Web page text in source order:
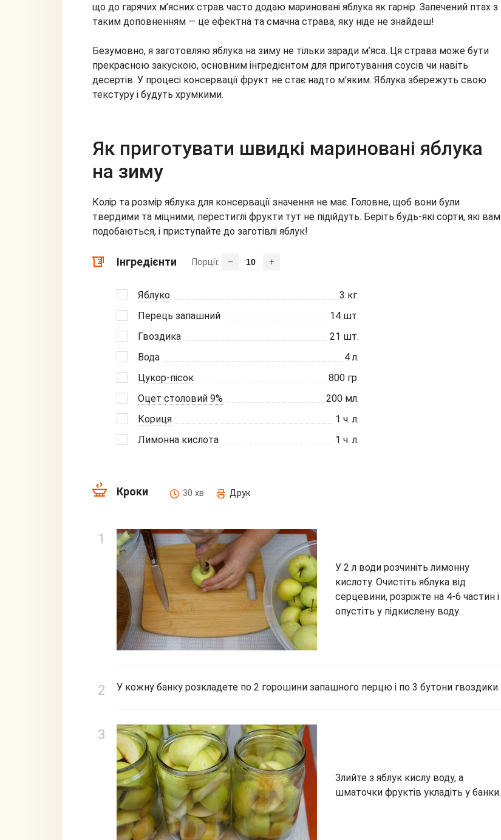
що до гарячих м’ясних страв часто додаю мариновані яблука як гарнір. Запечений птах з
таким доповненням — це ефектна та смачна страва, яку ніде не знайдеш!
Безумовно, я заготовляю яблука на зиму не тільки заради м’яса. Ця страва може бути
прекрасною закускою, основним інгредієнтом для приготування соусів чи навіть
десертів. У процесі консервації фрукт не стає надто м’яким. Яблука збережуть свою
текстуру і будуть хрумкими.
Як приготувати швидкі мариновані яблука
на зиму
Колір та розмір яблука для консервації значення не має. Головне, щоб вони були
твердими та міцними, перестиглі фрукти тут не підійдуть. Беріть будь-які сорти, які вам
подобаються, і приступайте до заготівлі яблук!
Інгредієнти Порції: – +
Яблуко 3 кг.
Перець запашний
14 шт.
Гвоздика
21 шт.
Вода
4 л.
Цукор-пісок
800 гр.
Оцет столовий 9%
200 мл.
Кориця
1 ч. л.
Лимонна кислота
1 ч. л.
Кроки 30 хв Друк
У 2 л води розчиніть лимонну
кислоту. Очистіть яблука від
серцевини, розріжте на 4-6 частин і
опустіть у підкислену воду.
У кожну банку розкладете по 2 горошини запашного перцю і по 3 бутони гвоздики.
Злийте з яблук кислу воду, а
шматочки фруктів укладіть у банки.